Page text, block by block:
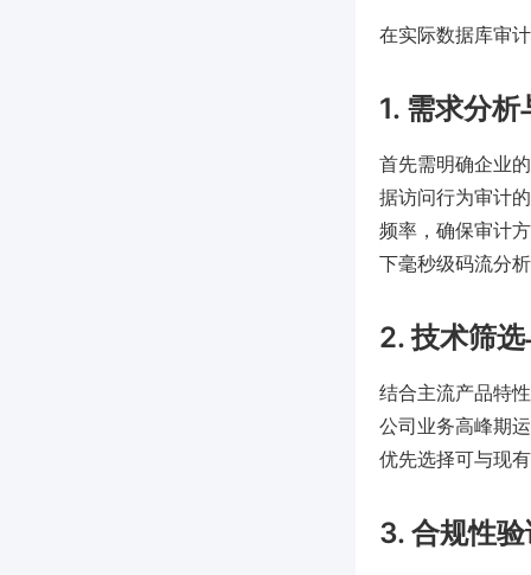
在实际数据库审
1. 需求分
首先需明确企业
据访问行为审计
频率，确保审计
下毫秒级码流分
2. 技术筛
结合主流产品特
公司业务高峰期
优先选择可与现
3. 合规性